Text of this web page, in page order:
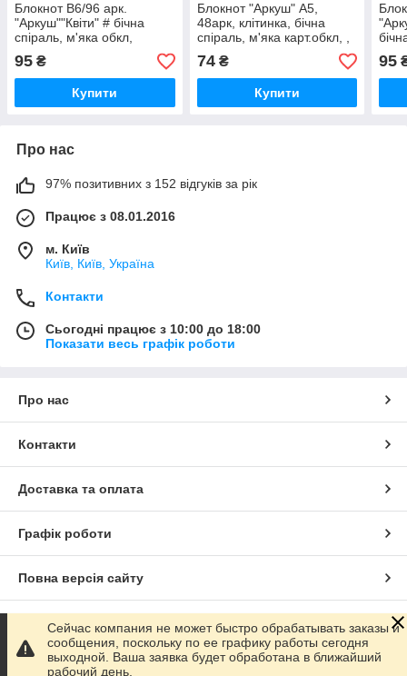
Блокнот В6/96 арк.
"Аркуш""Квіти" # бічна
спіраль, м'яка обкл,
1В2230, шт
95 ₴
Купити
Блокнот "Аркуш" А5,
48арк, клітинка, бічна
спіраль, м'яка карт.обкл, ,
шт
74₴
Купити
95
Про нас
97% позитивних з 152 відгуків за рік
Працює з 08.01.2016
м. Київ
Київ, Київ, Україна
Контакти
Сьогодні працює з 10:00 до 18:00
Показати весь графік роботи
Про нас
Контакти
Доставка та оплата
Графік роботи
Повна версія сайту
Сайт створено на маркетплейсі Prom.ua
Політика конфіденційності
Сейчас компания не может быстро обрабатывать заказы и
сообщения, поскольку по ее графику работы сегодня
выходной. Ваша заявка будет обработана в ближайший
рабочий день.